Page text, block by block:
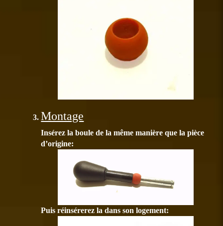
Montage
Insérez la boule de la même manière que la pièce
d’origine:
Puis réinsérerez la dans son logement: